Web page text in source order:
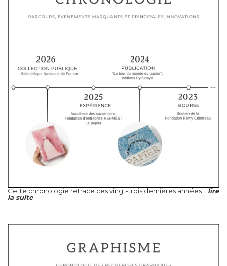
Cette chronologie retrace ces vingt-trois dernières années... lire
la suite